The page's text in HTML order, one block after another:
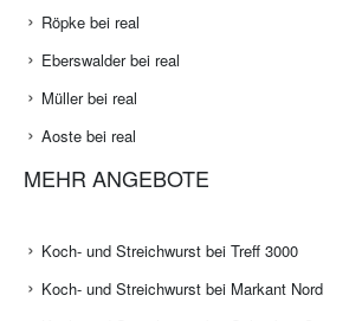
Röpke bei real
Eberswalder bei real
Müller bei real
Aoste bei real
MEHR ANGEBOTE
Koch- und Streichwurst bei Treff 3000
Koch- und Streichwurst bei Markant Nord